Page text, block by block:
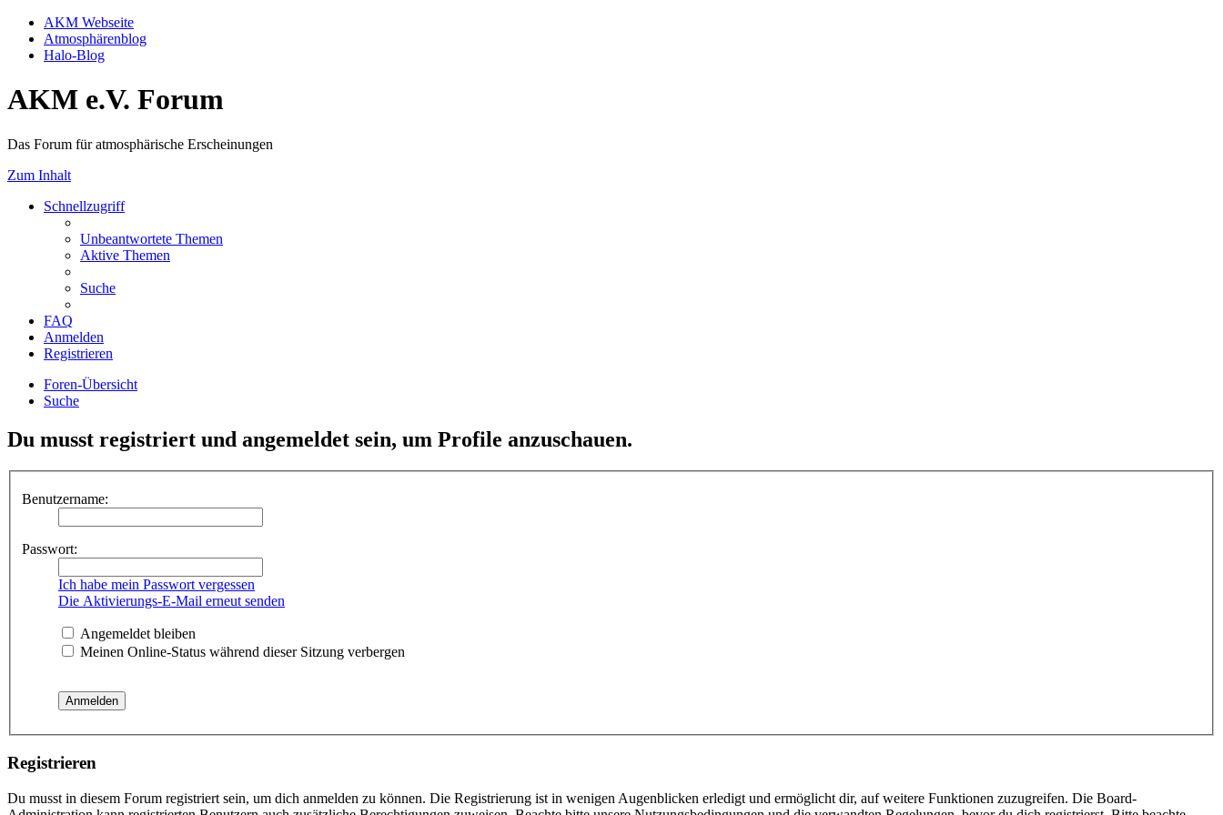
AKM Webseite
Atmosphärenblog
Halo-Blog
AKM e.V. Forum
Das Forum für atmosphärische Erscheinungen
Zum Inhalt
Schnellzugriff
Unbeantwortete Themen
Aktive Themen
Suche
FAQ
Anmelden
Registrieren
Foren-Übersicht
Suche
Du musst registriert und angemeldet sein, um Profile anzuschauen.
Benutzername:
Passwort:
Ich habe mein Passwort vergessen
Die Aktivierungs-E-Mail erneut senden
Angemeldet bleiben
Meinen Online-Status während dieser Sitzung verbergen
Registrieren
Du musst in diesem Forum registriert sein, um dich anmelden zu können. Die Registrierung ist in wenigen Augenblicken erledigt und ermöglicht dir, auf weitere Funktionen zuzugreifen. Die Board-